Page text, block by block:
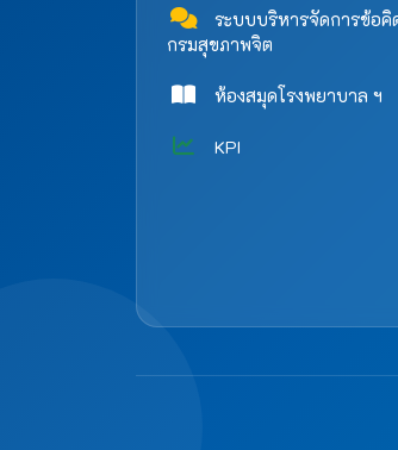
ระบบบริหารจัดการข้อคิ
กรมสุขภาพจิต
ห้องสมุดโรงพยาบาล ฯ
KPI